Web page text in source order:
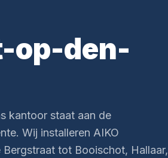
op-den-
kantoor staat aan de
Wij installeren AIKO
tot Booischot, Hallaar,